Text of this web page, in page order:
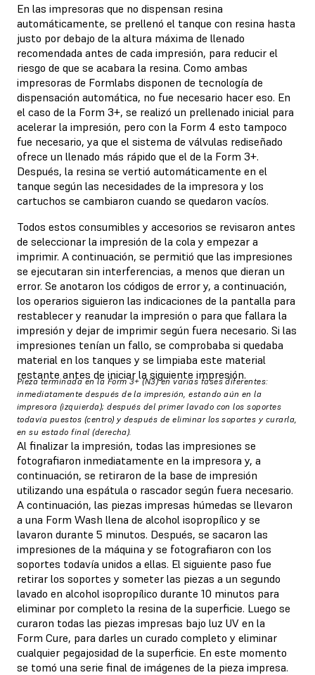
En las impresoras que no dispensan resina
automáticamente, se prellenó el tanque con resina hasta
justo por debajo de la altura máxima de llenado
recomendada antes de cada impresión, para reducir el
riesgo de que se acabara la resina. Como ambas
impresoras de Formlabs disponen de tecnología de
dispensación automática, no fue necesario hacer eso. En
el caso de la Form 3+, se realizó un prellenado inicial para
acelerar la impresión, pero con la Form 4 esto tampoco
fue necesario, ya que el sistema de válvulas rediseñado
ofrece un llenado más rápido que el de la Form 3+.
Después, la resina se vertió automáticamente en el
tanque según las necesidades de la impresora y los
cartuchos se cambiaron cuando se quedaron vacíos.
Todos estos consumibles y accesorios se revisaron antes
de seleccionar la impresión de la cola y empezar a
imprimir. A continuación, se permitió que las impresiones
se ejecutaran sin interferencias, a menos que dieran un
error. Se anotaron los códigos de error y, a continuación,
los operarios siguieron las indicaciones de la pantalla para
restablecer y reanudar la impresión o para que fallara la
impresión y dejar de imprimir según fuera necesario. Si las
impresiones tenían un fallo, se comprobaba si quedaba
material en los tanques y se limpiaba este material
restante antes de iniciar la siguiente impresión.
Pieza terminada en la Form 3+ (N3) en varias fases diferentes:
inmediatamente después de la impresión, estando aún en la
impresora (izquierda); después del primer lavado con los soportes
todavía puestos (centro) y después de eliminar los soportes y curarla,
en su estado final (derecha).
Al finalizar la impresión, todas las impresiones se
fotografiaron inmediatamente en la impresora y, a
continuación, se retiraron de la base de impresión
utilizando una espátula o rascador según fuera necesario.
A continuación, las piezas impresas húmedas se llevaron
a una Form Wash llena de alcohol isopropílico y se
lavaron durante 5 minutos. Después, se sacaron las
impresiones de la máquina y se fotografiaron con los
soportes todavía unidos a ellas. El siguiente paso fue
retirar los soportes y someter las piezas a un segundo
lavado en alcohol isopropílico durante 10 minutos para
eliminar por completo la resina de la superficie. Luego se
curaron todas las piezas impresas bajo luz UV en la
Form Cure, para darles un curado completo y eliminar
cualquier pegajosidad de la superficie. En este momento
se tomó una serie final de imágenes de la pieza impresa.